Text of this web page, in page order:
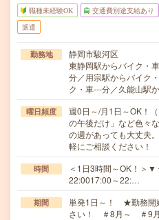
職種未経験OK 交通費別途支給あり
派遣
勤務地
静岡市駿河区
東静岡駅からバイク・
分／用宗駅からバイク
ク・車---分／久能山駅
曜日頻度
週0日～/月1日～OK！
の午後だけ」など色々
の週があっても大丈夫
軽にご相談ください！
時間
＜1日3時間～OK！＞
22:0017:00～22:…
期間
単発1日～！ ★勤務開
さい！ ＃8月～ ＃9